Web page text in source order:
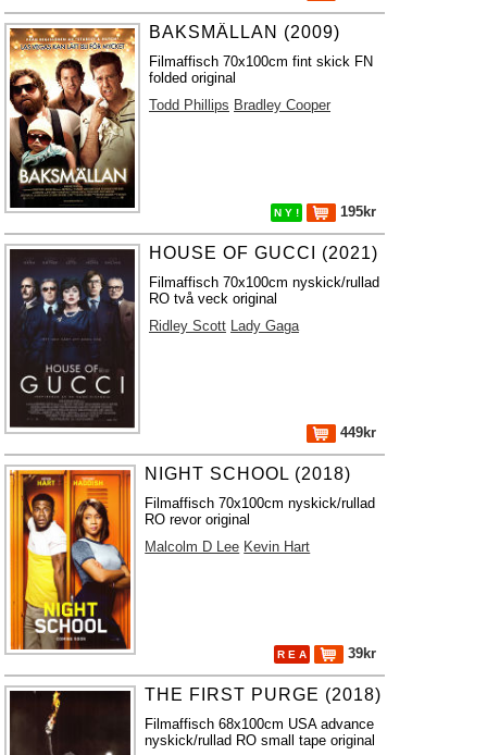
BAKSMÄLLAN (2009)
Filmaffisch 70x100cm fint skick FN
folded original
Todd Phillips Bradley Cooper
N Y ! 195kr
HOUSE OF GUCCI (2021)
Filmaffisch 70x100cm nyskick/rullad
RO två veck original
Ridley Scott Lady Gaga
449kr
NIGHT SCHOOL (2018)
Filmaffisch 70x100cm nyskick/rullad
RO revor original
Malcolm D Lee Kevin Hart
R E A 39kr
THE FIRST PURGE (2018)
Filmaffisch 68x100cm USA advance
nyskick/rullad RO small tape original